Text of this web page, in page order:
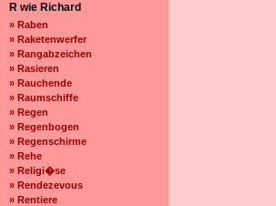
R wie Richard
» Raben
» Raketenwerfer
» Rangabzeichen
» Rasieren
» Rauchende
» Raumschiffe
» Regen
» Regenbogen
» Regenschirme
» Rehe
» Religi�se
» Rendezevous
» Rentiere